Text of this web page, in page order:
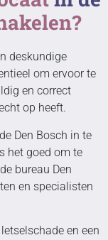
deskundige
om ervoor te
en correct
op heeft.
Den Bosch in te
het goed om te
bureau Den
en specialisten
en een